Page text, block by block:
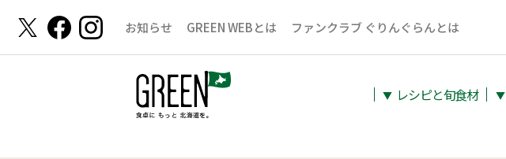
お知らせ GREEN WEBとは ファンクラブ ぐりんぐらんとは
▼ レシピと旬⾷材 ▼